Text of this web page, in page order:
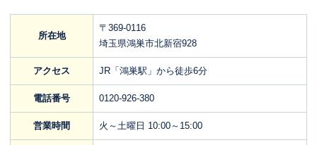
所在地
〒369-0116
埼玉県鴻巣市北新宿928
アクセス JR「鴻巣駅」から徒歩6分
電話番号 0120-926-380
営業時間 火～土曜日 10:00～15:00